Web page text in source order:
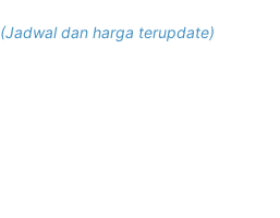
(Jadwal dan harga terupdate)